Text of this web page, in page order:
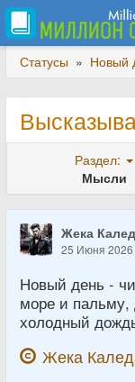
Статусы » Новый
Раздел:
Мысли
Жека
25 Июня 2026
Новый день -
море и пальму,
холодный
Жека